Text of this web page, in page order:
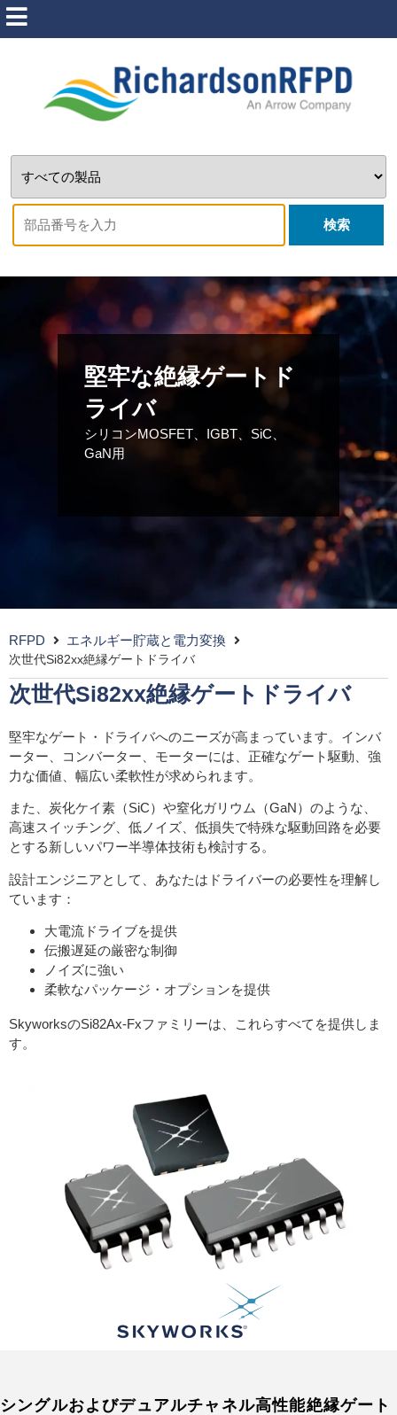
検索
堅牢な絶縁ゲートド
ライバ
シリコンMOSFET、IGBT、SiC、
GaN用
RFPD エネルギー貯蔵と電力変換
次世代Si82xx絶縁ゲートドライバ
次世代Si82xx絶縁ゲートドライバ
堅牢なゲート・ドライバへのニーズが高まっています。インバ
ーター、コンバーター、モーターには、正確なゲート駆動、強
力な価値、幅広い柔軟性が求められます。
また、炭化ケイ素（SiC）や窒化ガリウム（GaN）のような、
高速スイッチング、低ノイズ、低損失で特殊な駆動回路を必要
とする新しいパワー半導体技術も検討する。
設計エンジニアとして、あなたはドライバーの必要性を理解し
ています：
大電流ドライブを提供
伝搬遅延の厳密な制御
ノイズに強い
柔軟なパッケージ・オプションを提供
SkyworksのSi82Ax-Fxファミリーは、これらすべてを提供しま
す。
シングルおよびデュアルチャネル高性能絶縁ゲート